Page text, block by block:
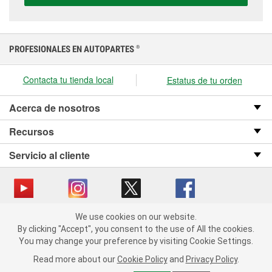
We use cookies on our website. By clicking "Accept", you consent
to the use of All the cookies.
You may change your preference by visiting Cookie Settings.
Read more about our Cookie Policy and Privacy Policy.
PROFESIONALES EN AUTOPARTES ®
Contacta tu tienda local Estatus de tu orden
Acerca de nosotros
Recursos
Servicio al cliente
Copyright © 2008-2026 O’Reilly Auto Parts v OST_3.2.0.0.729 (3) cv1361
catalog_main
Política de privacidad
Ley de transparencia en las cadenas de suministro
de California
We use cookies on our website.
By clicking "Accept", you consent to the use of All the cookies.
You may change your preference by visiting Cookie Settings.
Read more about our Cookie Policy and Privacy Policy.